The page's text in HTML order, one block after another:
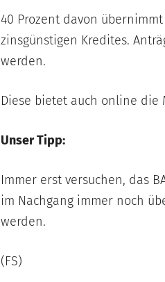
40 Prozent davon
zinsgünstigen Kredites.
werden.
Diese bietet auch online die
Unser Tipp:
Immer erst versuchen, das
im Nachgang immer noch
werden.
(FS)